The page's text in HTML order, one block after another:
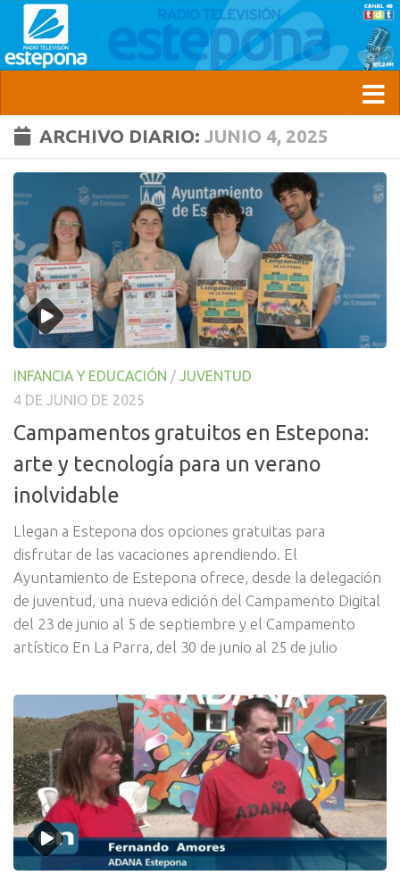
ARCHIVO DIARIO: JUNIO 4, 2025
INFANCIA Y EDUCACIÓN / JUVENTUD
4 DE JUNIO DE 2025
Campamentos gratuitos en Estepona:
arte y tecnología para un verano
inolvidable
Llegan a Estepona dos opciones gratuitas para
disfrutar de las vacaciones aprendiendo. El
Ayuntamiento de Estepona ofrece, desde la delegación
de juventud, una nueva edición del Campamento Digital
del 23 de junio al 5 de septiembre y el Campamento
artístico En La Parra, del 30 de junio al 25 de julio